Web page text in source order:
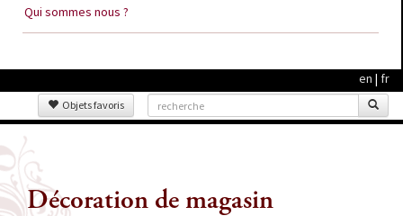
Qui sommes nous ?
en | fr
Objets favoris
Décoration de magasin